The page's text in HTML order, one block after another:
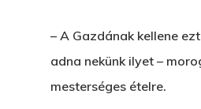
– A Gazdának kellene
adna nekünk ilyet –
mesterséges ételre.